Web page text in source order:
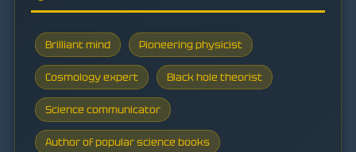
Brilliant mind Pioneering physicist
Cosmology expert Black hole theorist
Science communicator
Author of popular science books